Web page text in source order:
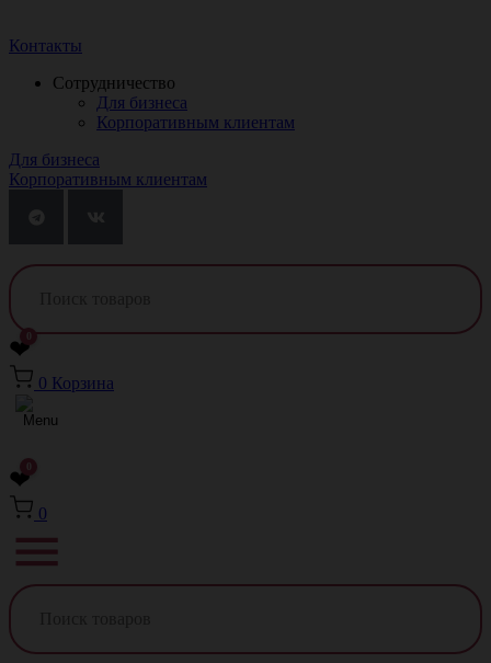
Контакты
Сотрудничество
Для бизнеса
Корпоративным клиентам
Для бизнеса
Корпоративным клиентам
❤0
0 Корзина
❤0
0